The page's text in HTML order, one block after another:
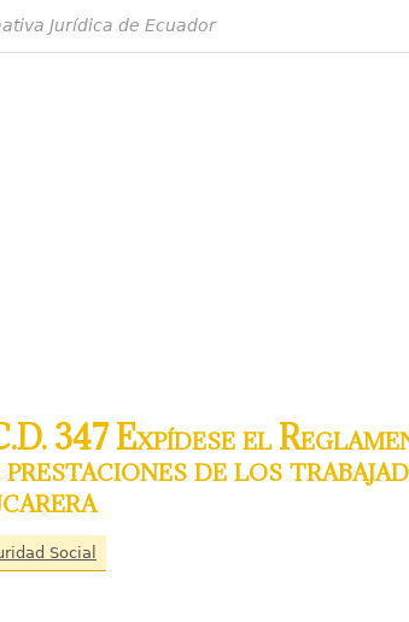
Jurídica de Ecuador
347 Expídese el
de los
Social